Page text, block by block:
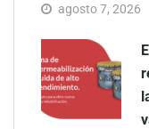
agosto 7, 2026